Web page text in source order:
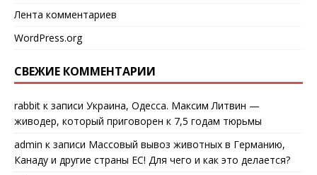
Лента комментариев
WordPress.org
СВЕЖИЕ КОММЕНТАРИИ
rabbit к записи Украина, Одесса. Максим Литвин —
живодер, который приговорен к 7,5 годам тюрьмы
admin к записи Массовый вывоз животных в Германию,
Канаду и другие страны ЕС! Для чего и как это делается?